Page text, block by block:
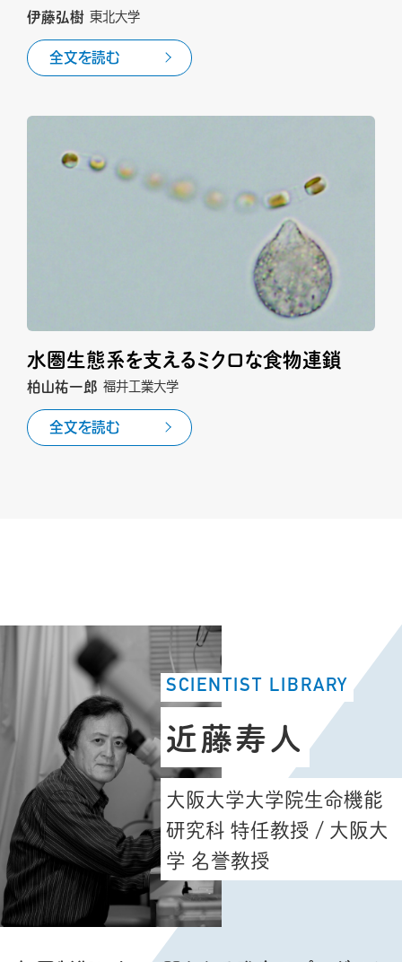
伊藤弘樹 東北大学
全文を読む
水圏生態系を支えるミクロな食物連鎖
柏山祐一郎 福井工業大学
全文を読む
SCIENTIST LIBRARY
近藤寿人
大阪大学大学院生命機能
研究科 特任教授 / 大阪大
学 名誉教授